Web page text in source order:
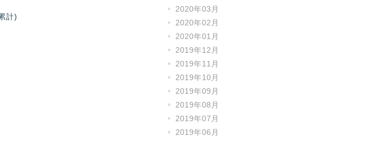
計)
2020年03月
2020年02月
2020年01月
2019年12月
2019年11月
2019年10月
2019年09月
2019年08月
2019年07月
2019年06月